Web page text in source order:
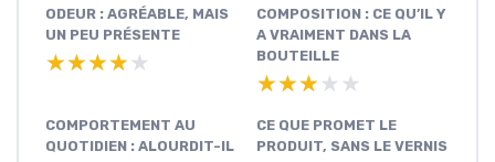
ODEUR : AGRÉABLE, MAIS
UN PEU PRÉSENTE
★★★★★
★★★★★
COMPOSITION : CE QU’IL Y
A VRAIMENT DANS LA
BOUTEILLE
★★★★★
★★★★★
COMPORTEMENT AU
QUOTIDIEN : ALOURDIT-IL
CE QUE PROMET LE
PRODUIT, SANS LE VERNIS